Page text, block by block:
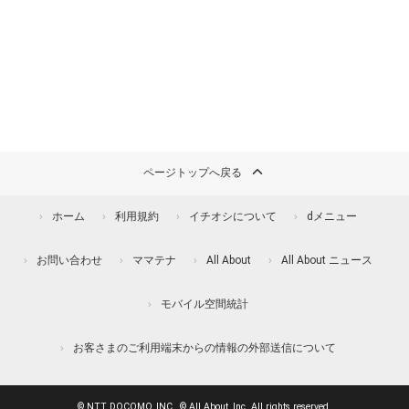
ページトップへ戻る
ホーム 利用規約 イチオシについて dメニュー
お問い合わせ ママテナ All About All About ニュース
モバイル空間統計
お客さまのご利用端末からの情報の外部送信について